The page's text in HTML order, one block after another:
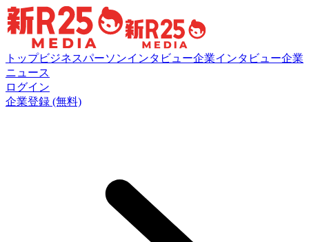
トップビジネスパーソンインタビュー企業インタビュー企業
ニュース
ログイン
企業登録 (無料)